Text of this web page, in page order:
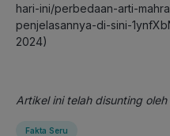
hari-ini/perbedaan-arti-
penjelasannya-di-sini-
2024)
Artikel ini telah disunting oleh
Fakta Seru